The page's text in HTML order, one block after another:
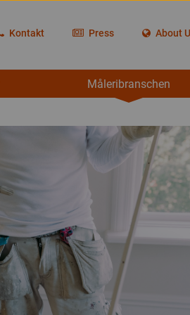
Kontakt Press About
Måleribranschen